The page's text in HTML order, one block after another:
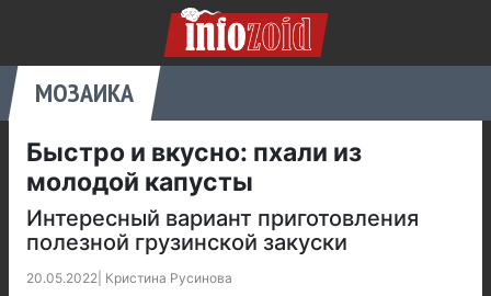
МОЗАИКА
Быстро и вкусно: пхали из
молодой капусты
Интересный вариант приготовления
полезной грузинской закуски
20.05.2022 Кристина Русинова